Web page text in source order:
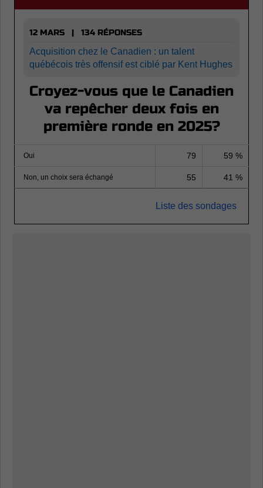
12 MARS | 134 RÉPONSES
Acquisition chez le Canadien : un talent
québécois très offensif est ciblé par Kent Hughes
Croyez-vous que le Canadien
va repêcher deux fois en
première ronde en 2025?
Oui 79 59 %
Non, un choix sera échangé 55 41 %
Liste des sondages